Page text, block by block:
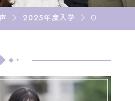
生の方
2025年度入学 O